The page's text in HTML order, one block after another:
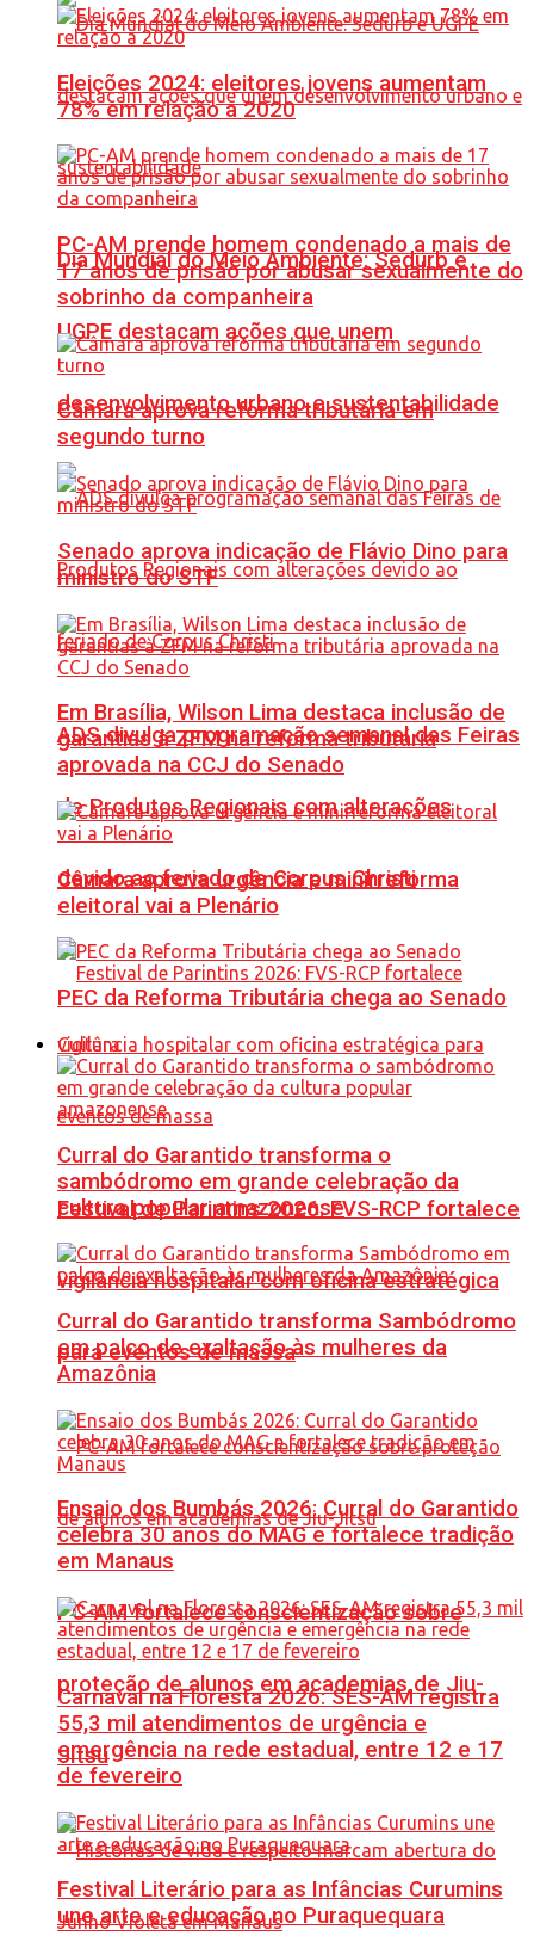
Dia Mundial do Meio Ambiente: Sedurb e
UGPE destacam ações que unem
desenvolvimento urbano e sustentabilidade
ADS divulga programação semanal das Feiras
de Produtos Regionais com alterações
devido ao feriado de Corpus Christi
Festival de Parintins 2026: FVS-RCP fortalece
vigilância hospitalar com oficina estratégica
para eventos de massa
PC-AM fortalece conscientização sobre
proteção de alunos em academias de Jiu-
Jítsu
Eleições 2024: eleitores jovens aumentam
78% em relação a 2020
PC-AM prende homem condenado a mais de
17 anos de prisão por abusar sexualmente do
sobrinho da companheira
Câmara aprova reforma tributária em
segundo turno
Senado aprova indicação de Flávio Dino para
ministro do STF
Em Brasília, Wilson Lima destaca inclusão de
garantias à ZFM na reforma tributária
aprovada na CCJ do Senado
Câmara aprova urgência e minirreforma
eleitoral vai a Plenário
PEC da Reforma Tributária chega ao Senado
Cultura
Curral do Garantido transforma o
sambódromo em grande celebração da
cultura popular amazonense
Curral do Garantido transforma Sambódromo
em palco de exaltação às mulheres da
Amazônia
Ensaio dos Bumbás 2026: Curral do Garantido
celebra 30 anos do MAG e fortalece tradição
em Manaus
Carnaval na Floresta 2026: SES-AM registra
55,3 mil atendimentos de urgência e
emergência na rede estadual, entre 12 e 17
de fevereiro
Festival Literário para as Infâncias Curumins
une arte e educação no Puraquequara